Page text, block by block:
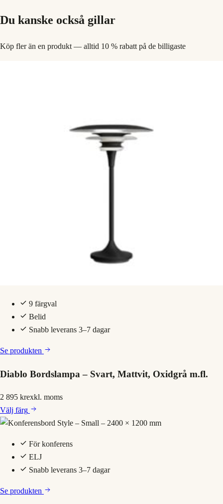
Du kanske också gillar
Köp fler än en produkt — alltid 10 % rabatt på de billigaste
9 färgval
Belid
Snabb leverans 3–7 dagar
Se produkten
Diablo Bordslampa – Svart, Mattvit, Oxidgrå m.fl.
2 895 krexkl. moms
Välj färg
För konferens
ELJ
Snabb leverans 3–7 dagar
Se produkten